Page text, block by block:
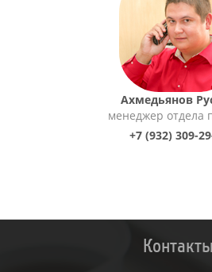
Ахмедьянов
менеджер отдела
+7 (932) 309-
Контакты